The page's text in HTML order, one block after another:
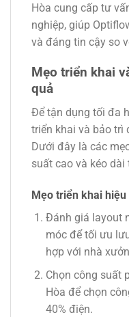
Hòa cung cấp tư
nghiệp, giúp
và đáng tin cậy so
Mẹo triển khai
quả
Để tận dụng tối đa
triển khai và bảo trì
Dưới đây là các
suất cao và kéo
Mẹo triển khai hiệu
Đánh giá layout
móc để tối ưu
hợp với nhà
Chọn công suất
Hòa để chọn
40% điện.